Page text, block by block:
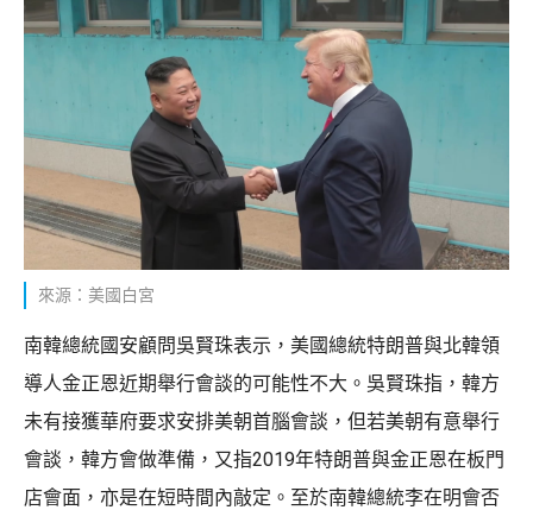
來源：美國白宮
南韓總統國安顧問吳賢珠表示，美國總統特朗普與北韓領
導人金正恩近期舉行會談的可能性不大。吳賢珠指，韓方
未有接獲華府要求安排美朝首腦會談，但若美朝有意舉行
會談，韓方會做準備，又指2019年特朗普與金正恩在板門
店會面，亦是在短時間內敲定。至於南韓總統李在明會否